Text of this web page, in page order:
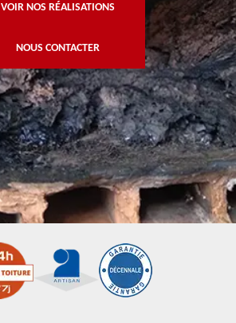
VOIR NOS RÉALISATIONS
NOUS CONTACTER